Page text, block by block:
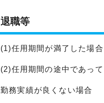
退職等
(1)任用期間が満了した場合
(2)任用期間の途中であっ
勤務実績が良くない場合